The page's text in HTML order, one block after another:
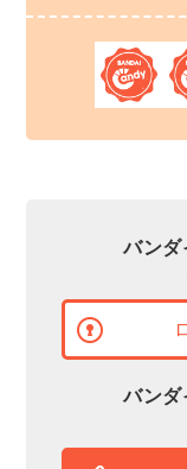
バンダ
バンダ